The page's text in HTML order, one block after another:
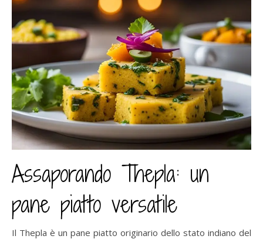
Assaporando Thepla: un
pane piatto versatile
Il Thepla è un pane piatto originario dello stato indiano del